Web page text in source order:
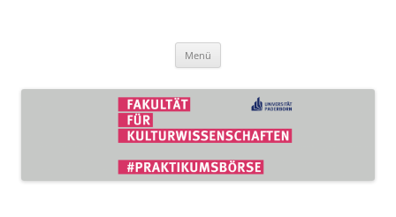
Kulturwissenschaften
Menü